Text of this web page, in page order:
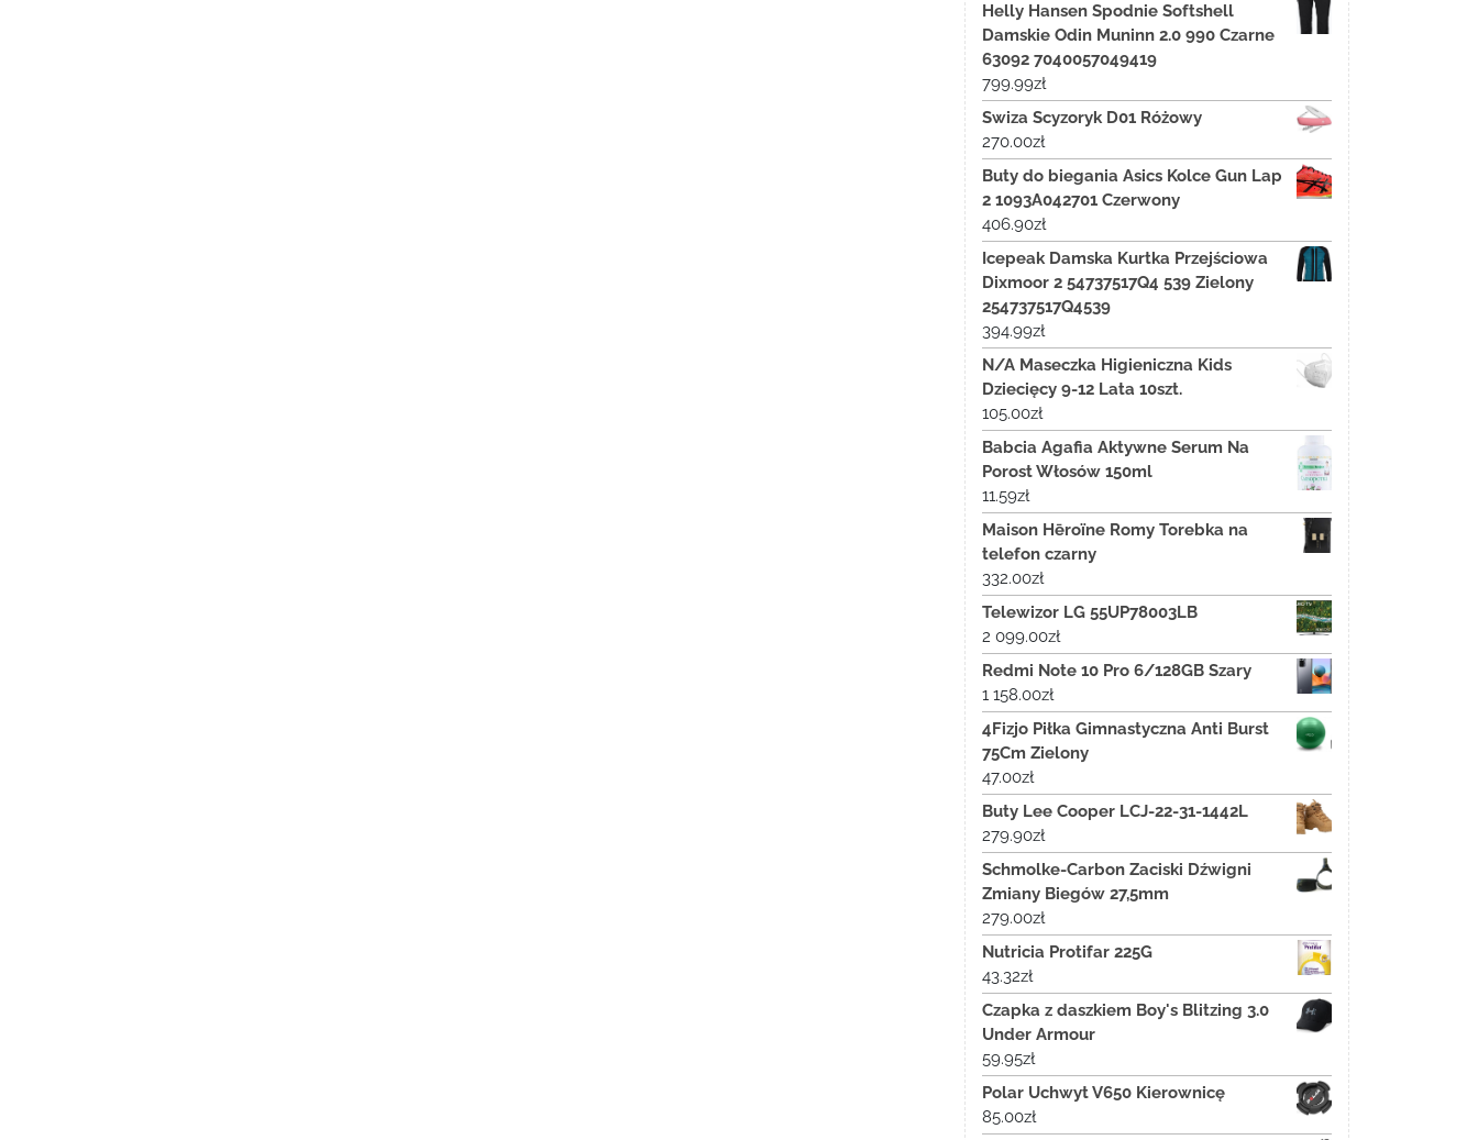
Helly Hansen Spodnie Softshell
Damskie Odin Muninn 2.0 990 Czarne
63092 7040057049419
799.99zł
Swiza Scyzoryk D01 Różowy
270.00zł
Buty do biegania Asics Kolce Gun Lap
2 1093A042701 Czerwony
406.90zł
Icepeak Damska Kurtka Przejściowa
Dixmoor 2 54737517Q4 539 Zielony
254737517Q4539
394.99zł
N/A Maseczka Higieniczna Kids
Dziecięcy 9-12 Lata 10szt.
105.00zł
Babcia Agafia Aktywne Serum Na
Porost Włosów 150ml
11.59zł
Maison Hēroïne Romy Torebka na
telefon czarny
332.00zł
Telewizor LG 55UP78003LB
2 099.00zł
Redmi Note 10 Pro 6/128GB Szary
1 158.00zł
4Fizjo Piłka Gimnastyczna Anti Burst
75Cm Zielony
47.00zł
Buty Lee Cooper LCJ-22-31-1442L
279.90zł
Schmolke-Carbon Zaciski Dźwigni
Zmiany Biegów 27,5mm
279.00zł
Nutricia Protifar 225G
43.32zł
Czapka z daszkiem Boy's Blitzing 3.0
Under Armour
59.95zł
Polar Uchwyt V650 Kierownicę
85.00zł